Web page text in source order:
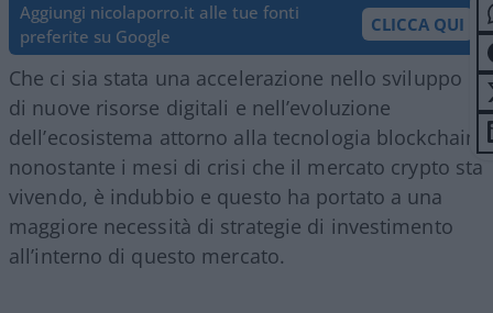
Aggiungi nicolaporro.it alle tue fonti
preferite su Google
CLICCA QUI
Che ci sia stata una accelerazione nello sviluppo
di nuove risorse digitali e nell’evoluzione
dell’ecosistema attorno alla tecnologia blockchain,
nonostante i mesi di crisi che il mercato crypto sta
vivendo, è indubbio e questo ha portato a una
maggiore necessità di strategie di investimento
all’interno di questo mercato.